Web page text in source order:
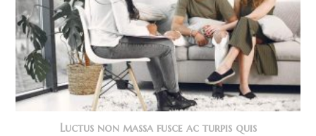
Luctus non massa fusce ac turpis quis